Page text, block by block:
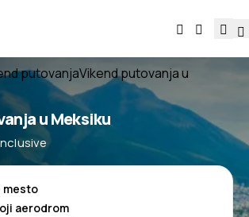
putovanjaVikend putovanja u
u Meksiku